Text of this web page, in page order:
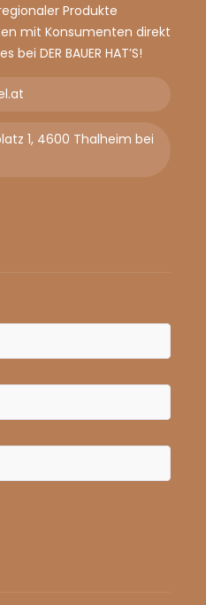
Produkte
mit Konsumenten direkt
DER BAUER HAT’S!
1, 4600 Thalheim bei